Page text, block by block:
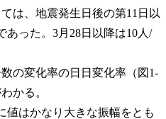
は、地震発生日後の第11日以
あった。3月28日以降は10人/
の変化率の日日変化率（図1-
かる。
値はかなり大きな振幅をとも